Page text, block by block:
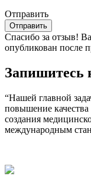
Отправить
Спасибо за отзыв!
опубликован после
Запишитесь
“Нашей главной
повышение
создания
международным